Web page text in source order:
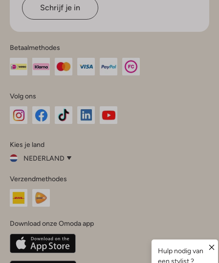
Schrijf je in
Betaalmethodes
Volg ons
InstagramFacebook
Kies je land
NEDERLAND
je
land
Nederland
Belgique(Français)
Deutschland
Verzendmethodes
Download onze Omoda app